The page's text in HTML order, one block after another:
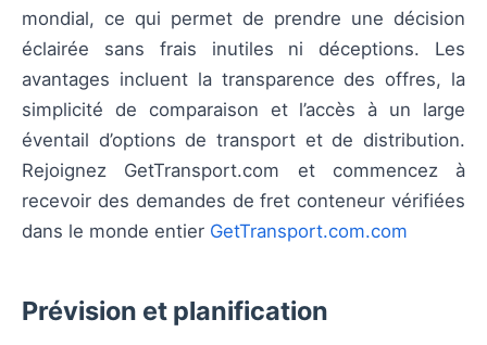
mondial, ce qui permet de prendre une décision
éclairée sans frais inutiles ni déceptions. Les
avantages incluent la transparence des offres, la
simplicité de comparaison et l’accès à un large
éventail d’options de transport et de distribution.
Rejoignez GetTransport.com et commencez à
recevoir des demandes de fret conteneur vérifiées
dans le monde entier GetTransport.com.com
Prévision et planification